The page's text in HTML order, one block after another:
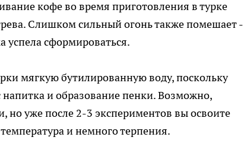
кофе во время приготовления в турке
Слишком сильный огонь также помешает -
успела сформироваться.
мягкую бутилированную воду, поскольку
напитка и образование пенки. Возможно,
но уже после 2-3 экспериментов вы освоите
и немного терпения.